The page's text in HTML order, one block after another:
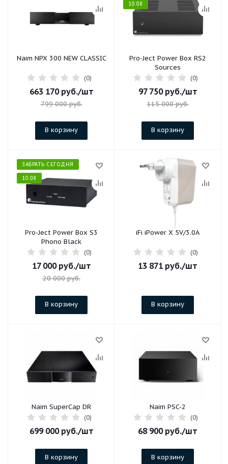
Naim NPX 300 NEW CLASSIC
(0)
663 170руб./шт
799 000руб.
В корзину
10.08
Pro-Ject Power Box RS2
Sources
(0)
97 750руб./шт
115 000руб.
В корзину
ЗАБРАТЬ СЕГОДНЯ
10.08
Pro-Ject Power Box S3
Phono Black
(0)
17 000руб./шт
20 000руб.
В корзину
iFi iPower X 5V/3.0A
(0)
13 871 руб./шт
В корзину
Naim SuperCap DR
(0)
699 000руб./шт
В корзину
Naim PSC-2
(0)
68 900руб./шт
В корзину